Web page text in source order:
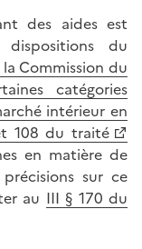
des aides est
dispositions du
Commission du
catégories
intérieur en
108 du traité
en matière de
sur ce
au III § 170 du